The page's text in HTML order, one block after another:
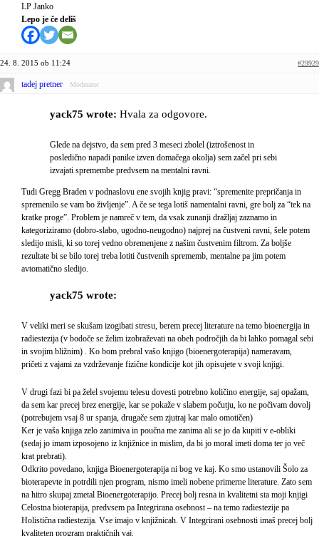
LP Janko
Lepo je če deliš
24. 8. 2015 ob 11:24 #29929
tadej pretner Moderator
yack75 wrote: Hvala za odgovore.
Glede na dejstvo, da sem pred 3 meseci zbolel (iztrošenost in
posledično napadi panike izven domačega okolja) sem začel pri sebi
izvajati spremembe predvsem na mentalni ravni.
Tudi Gregg Braden v podnaslovu ene svojih knjig pravi: “spremenite prepričanja in
spremenilo se vam bo življenje”. A če se tega lotiš namentalni ravni, gre bolj za “tek na
kratke proge”. Problem je namreč v tem, da vsak zunanji dražljaj zaznamo in
kategoriziramo (dobro-slabo, ugodno-neugodno) najprej na čustveni ravni, šele potem
sledijo misli, ki so torej vedno obremenjene z našim čustvenim filtrom. Za boljše
rezultate bi se bilo torej treba lotiti čustvenih sprememb, mentalne pa jim potem
avtomatično sledijo.
yack75 wrote:
V veliki meri se skušam izogibati stresu, berem precej literature na temo bioenergija in
radiestezija (v bodoče se želim izobraževati na obeh področjih da bi lahko pomagal sebi
in svojim bližnim) . Ko bom prebral vašo knjigo (bioenergoterapija) nameravam,
pričeti z vajami za vzdrževanje fizične kondicije kot jih opisujete v svoji knjigi.
V drugi fazi bi pa želel svojemu telesu dovesti potrebno količino energije, saj opažam,
da sem kar precej brez energije, kar se pokaže v slabem počutju, ko ne počivam dovolj
(potrebujem vsaj 8 ur spanja, drugače sem zjutraj kar malo omotičen)
Ker je vaša knjiga zelo zanimiva in poučna me zanima ali se jo da kupiti v e-obliki
(sedaj jo imam izposojeno iz knjižnice in mislim, da bi jo moral imeti doma ter jo več
krat prebrati).
Odkrito povedano, knjiga Bioenergoterapija ni bog ve kaj. Ko smo ustanovili Šolo za
bioterapevte in potrdili njen program, nismo imeli nobene primerne literature. Zato sem
na hitro skupaj zmetal Bioenergoterapijo. Precej bolj resna in kvalitetni sta moji knjigi
Celostna bioterapija, predvsem pa Integrirana osebnost – na temo radiestezije pa
Holistična radiestezija. Vse imajo v knjižnicah. V Integrirani osebnosti imaš precej bolj
kvaliteten program praktičnih vaj.